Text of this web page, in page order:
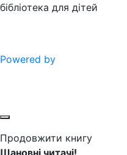
бібліотека для дітей
Powered by
Продовжити книгу
Шановні читачі!